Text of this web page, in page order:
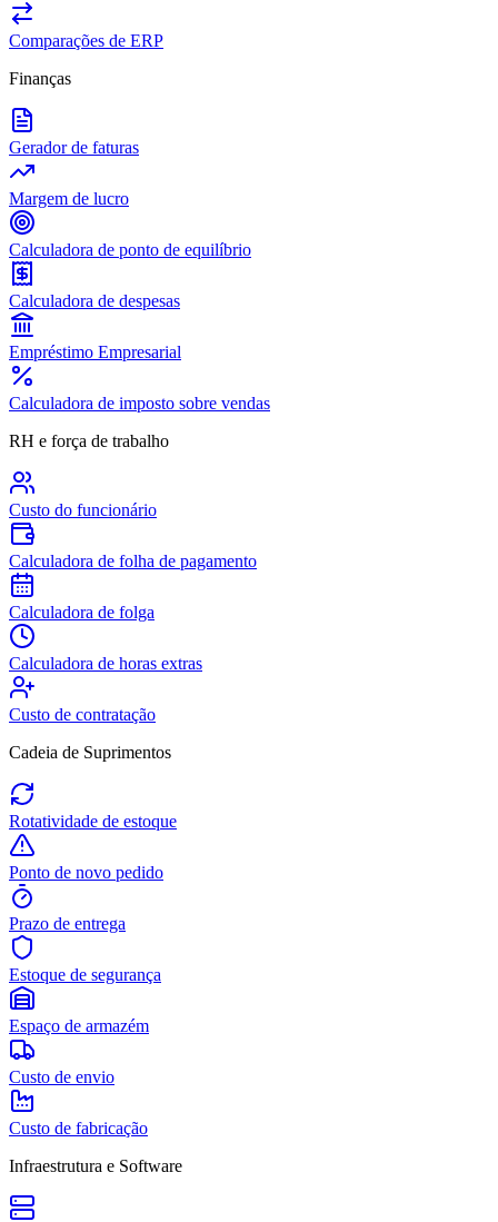
Comparações de ERP
Finanças
Gerador de faturas
Margem de lucro
Calculadora de ponto de equilíbrio
Calculadora de despesas
Empréstimo Empresarial
Calculadora de imposto sobre vendas
RH e força de trabalho
Custo do funcionário
Calculadora de folha de pagamento
Calculadora de folga
Calculadora de horas extras
Custo de contratação
Cadeia de Suprimentos
Rotatividade de estoque
Ponto de novo pedido
Prazo de entrega
Estoque de segurança
Espaço de armazém
Custo de envio
Custo de fabricação
Infraestrutura e Software